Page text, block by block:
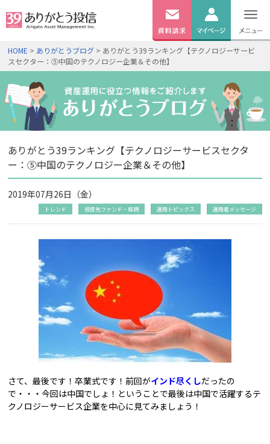
無料資料
請求
口座開設
ログイン
HOME > ありがとうブログ > ありがとう39ランキング【テクノロジーサービ
スセクター：⑤中国のテクノロジー企業＆その他】
ありがとう39ランキング【テクノロジーサービスセクタ
ー：⑤中国のテクノロジー企業＆その他】
2019年07月26日（金）
トレンド 投資先ファンド・銘柄 運用トピックス 運用者メッセージ
さて、最後です！卒業式です！前回がインド尽くしだったの
で・・・今回は中国でしょ！ということで最後は中国で活躍するテ
クノロジーサービス企業を中心に見てみましょう！